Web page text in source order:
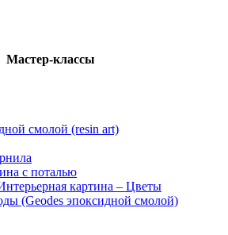
Мастер-классы
смолой (resin art)
с поталью
картина – Цветы
(Geodes эпоксидной смолой)